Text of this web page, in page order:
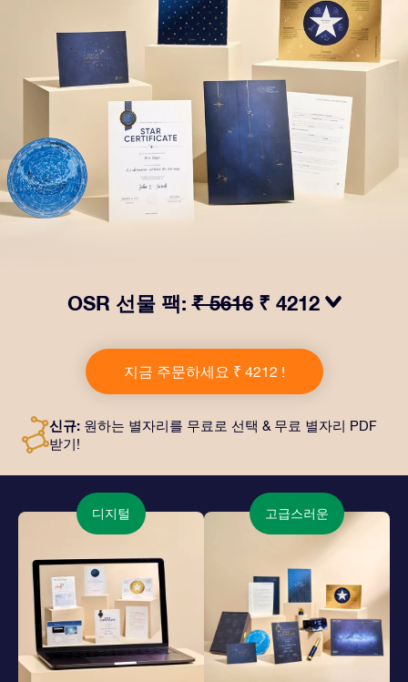
OSR 선물 팩:₹ 5616 ₹ 4212
투와 퍼스널라이즈 문서가 선택한 주소로 발송되고 디지
털 문서가 제공되며 무료로 OSR 앱을 이용할 수 있습니
다. OSR Gift Pack은 친구나 사랑하는 사람에게 영원히
지금 주문하세요 ₹ 4212 !
신규: 원하는 별자리를 무료로 선택 & 무료 별자리 PDF
받기!
디지털 고급스러운